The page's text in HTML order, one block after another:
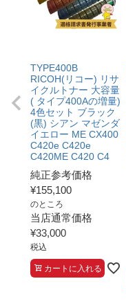
TYPE400B
RICOH(リコー) リサ
イクルトナー 大容量
( タイプ400Aの増量)
4色セット ブラック
(黒) シアン マゼンダ
イエロー ME CX400
C420e C420e
C420ME C420 C4
純正参考価格
¥155,100
のところ
当店通常価格
¥33,000
税込
カートに入れる